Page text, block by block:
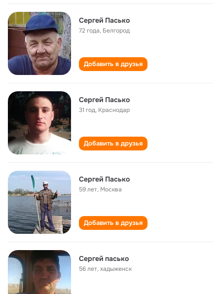
Сергей Пасько
72 года, Белгород
Добавить в друзья
Сергей Пасько
31 год, Краснодар
Добавить в друзья
Сергей Пасько
59 лет, Москва
Добавить в друзья
Сергей пасько
56 лет,хадыженск